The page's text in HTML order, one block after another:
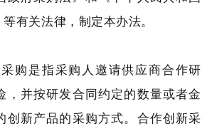
有关法律，制定本办法。
购是指采购人邀请供应商合作研
，并按研发合同约定的数量或者金
创新产品的采购方式。合作创新采